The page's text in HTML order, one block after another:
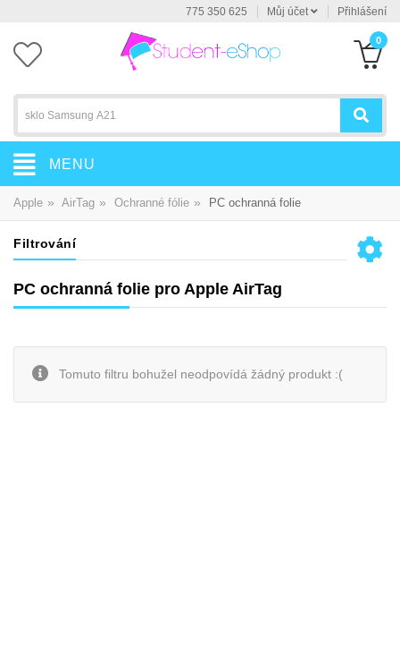
775 350 625 Můj účet Přihlášení
0
MENU
Apple » AirTag » Ochranné fólie » PC ochranná folie
Filtrování
PC ochranná folie pro Apple AirTag
Tomuto filtru bohužel neodpovídá žádný produkt :(